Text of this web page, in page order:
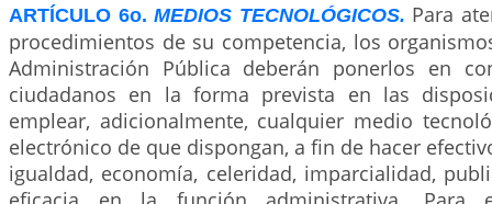
ARTÍCULO 6o. MEDIOS TECNOLÓGICOS. Para
procedimientos de su competencia, los
Administración Pública deberán ponerlos en
ciudadanos en la forma prevista en las
emplear, adicionalmente, cualquier medio
electrónico de que dispongan, a fin de hacer
igualdad, economía, celeridad, imparcialidad,